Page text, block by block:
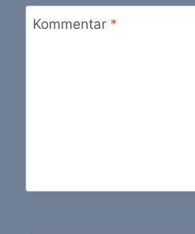
Kommentar *